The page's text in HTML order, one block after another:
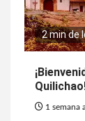
2 min de
1 semana